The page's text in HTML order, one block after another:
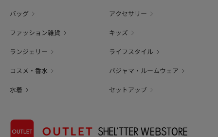
バッグ アクセサリー
ファッション雑貨 キッズ
ランジェリー ライフスタイル
コスメ・香水 パジャマ・ルームウェア
水着 セットアップ